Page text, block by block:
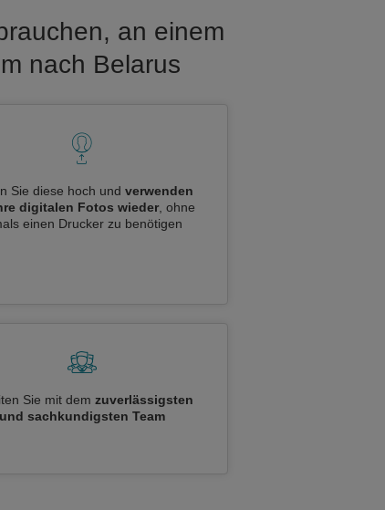
an einem
nach Belarus
Sie diese hoch und verwenden
digitalen Fotos wieder , ohne
einen Drucker zu benötigen
Sie mit dem zuverlässigsten
und sachkundigsten Team